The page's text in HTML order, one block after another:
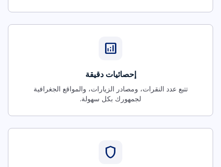
analytics
إحصائيات دقيقة
تتبع عدد النقرات، ومصادر الزيارات، والمواقع الجغرافية
لجمهورك بكل سهولة.
shield